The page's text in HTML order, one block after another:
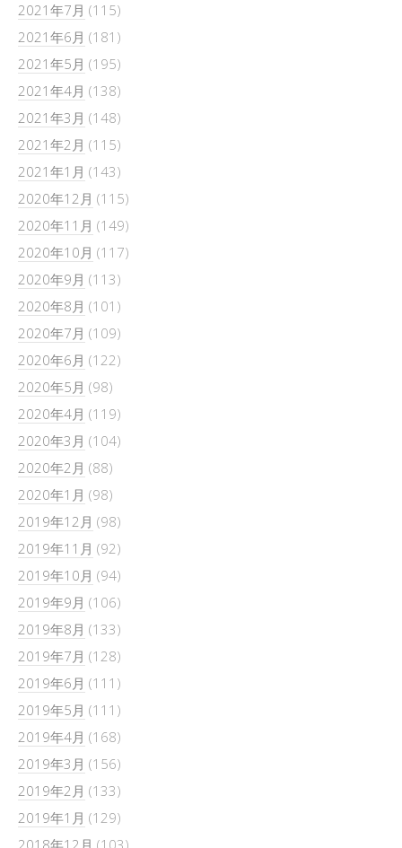
2021年7月 (115)
2021年6月 (181)
2021年5月 (195)
2021年4月 (138)
2021年3月 (148)
2021年2月 (115)
2021年1月 (143)
2020年12月 (115)
2020年11月 (149)
2020年10月 (117)
2020年9月 (113)
2020年8月 (101)
2020年7月 (109)
2020年6月 (122)
2020年5月 (98)
2020年4月 (119)
2020年3月 (104)
2020年2月 (88)
2020年1月 (98)
2019年12月 (98)
2019年11月 (92)
2019年10月 (94)
2019年9月 (106)
2019年8月 (133)
2019年7月 (128)
2019年6月 (111)
2019年5月 (111)
2019年4月 (168)
2019年3月 (156)
2019年2月 (133)
2019年1月 (129)